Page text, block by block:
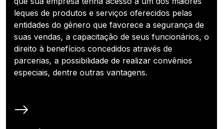
leques de produtos e serviços oferecidos pelas
entidades do gênero que favorece a segurança de
suas vendas, a capacitação de seus funcionários, o
direito à benefícios concedidos através de
parcerias, a possibilidade de realizar convênios
especiais, dentre outras vantagens.